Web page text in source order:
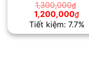
1,300,000₫
Giá
gốc
là:
1,300,000₫.
1,200,000₫Giá
hiện
tại
là:
Tiết kiệm: 7.7%